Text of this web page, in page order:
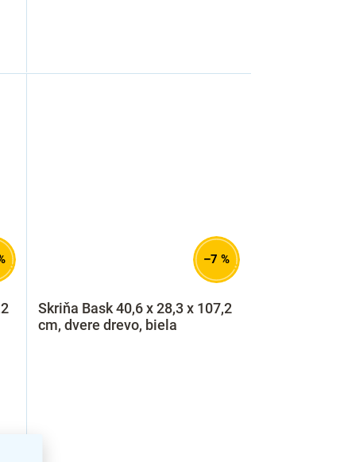
–7 %
Skriňa Bask 40,6 x 28,3 x 107,2
cm, dvere drevo, biela